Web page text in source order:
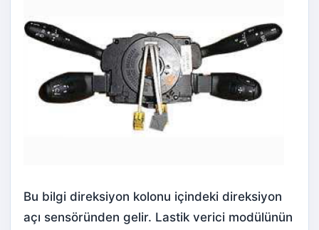
Bu bilgi direksiyon kolonu içindeki direksiyon
açı sensöründen gelir. Lastik verici modülünün